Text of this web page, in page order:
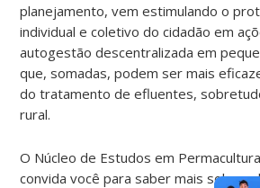
planejamento, vem estimulando o
individual e coletivo do cidadão em
autogestão descentralizada em
que, somadas, podem ser mais
do tratamento de efluentes,
rural.
O Núcleo de Estudos em
convida você para saber mais sobre a